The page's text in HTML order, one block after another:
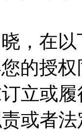
晓，在
的授
立或
或者